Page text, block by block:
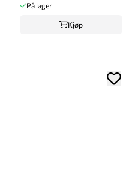
På lager
Kjøp